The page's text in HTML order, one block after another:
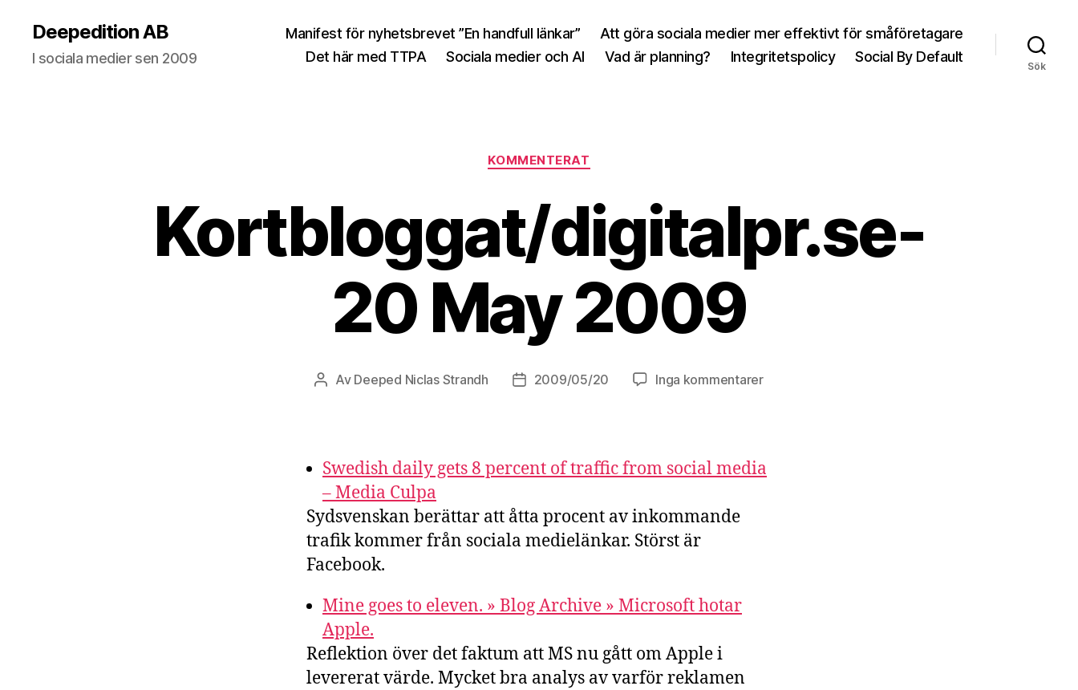
Deepedition AB
I sociala medier sen 2009
Manifest för nyhetsbrevet ”En handfull länkar”
Att göra sociala medier mer effektivt för småföretagare
Det här med TTPA
Sociala medier och AI Vad är planning? Integritetspolicy Social By Default
Sök
Kategorier
KOMMENTERAT
Kortbloggat/digitalpr.se-
20 May 2009
Inläggsförfattare
Av Deeped Niclas Strandh Inläggsdatum
2009/05/20 Inga kommentarer
Swedish daily gets 8 percent of traffic from social media
– Media Culpa
Sydsvenskan berättar att åtta procent av inkommande
trafik kommer från sociala medielänkar. Störst är
Facebook.
Mine goes to eleven. » Blog Archive » Microsoft hotar
Apple.
Reflektion över det faktum att MS nu gått om Apple i
levererat värde. Mycket bra analys av varför reklamen